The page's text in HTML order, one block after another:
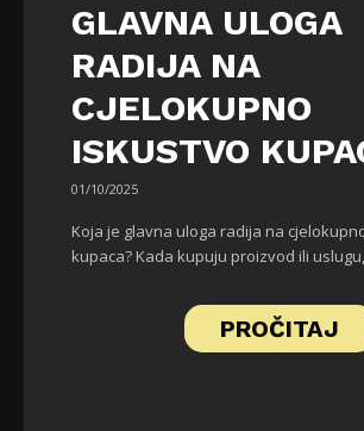
GLAVNA ULOGA
RADIJA NA
CJELOKUPNO
ISKUSTVO
01/10/2025
Koja je glavna uloga radija na
kupaca? Kada kupuju proizvod ili
PROČITAJ